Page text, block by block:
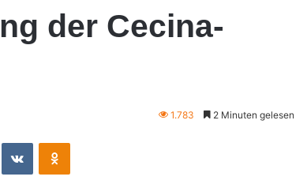
der Cecina-
1.783 2 Minuten gelesen
VKontakteOdnoklassniki